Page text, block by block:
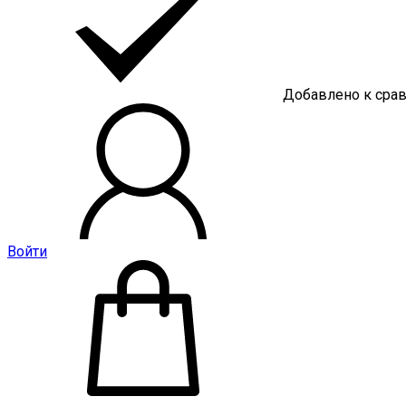
Добавлено к
Войти